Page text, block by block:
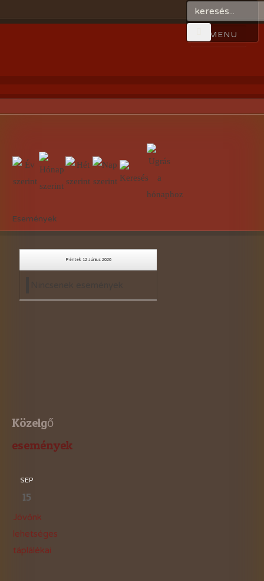
Események
Péntek 12 Június 2026
Közelgő
események
SEP
15
Jövőnk
lehetséges
táplálékai